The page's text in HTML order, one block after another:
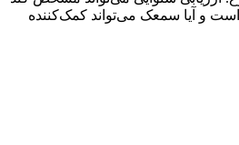
و آیا سمعک می‌تواند کمک‌کننده